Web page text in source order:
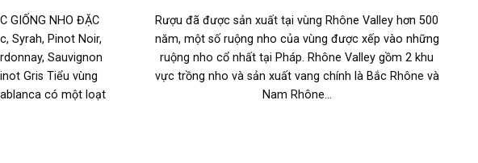
GIỐNG NHO ĐẶC
Syrah, Pinot Noir,
Sauvignon
Gris Tiểu vùng
có một loạt
Rượu đã được sản xuất tại vùng Rhône Valley hơn 500
năm, một số ruộng nho của vùng được xếp vào những
ruộng nho cổ nhất tại Pháp. Rhône Valley gồm 2 khu
vực trồng nho và sản xuất vang chính là Bắc Rhône và
Nam Rhône...